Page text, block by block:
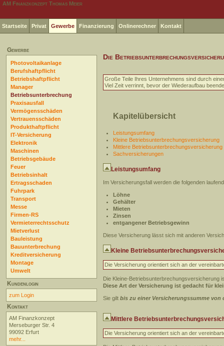
AM Finanzkonzept Thomas Meier
Startseite Privat Gewerbe Finanzierung Onlinerechner Kontakt
Gewerbe
Photovoltaikanlage
Berufshaftpflicht
Betriebshaftpflicht
Manager
Betriebsunterbrechung
Praxisausfall
Vermögensschäden
Vertrauensschäden
Produkthaftpflicht
IT-Versicherung
Elektronik
Maschinen
Betriebsgebäude
Feuer
Betriebsinhalt
Ertragsschaden
Fuhrpark
Transport
Messe
Firmen-RS
Vermieterrechtsschutz
Mietverlust
Bauleistung
Bauunterbrechung
Kreditversicherung
Montage
Umwelt
Kundenlogin
zum Login
Kontakt
AM Finanzkonzept
Merseburger Str. 4
99092 Erfurt
mehr...
Die
Große Teile Ihres Unternehmens sind durch
Viel Zeit verrinnt, bevor der Wiederaufbau
Kapitelübersicht
Leistungsumfang
Kleine Betriebsunterbrechungsversicherung
Mittlere Betriebsunterbrechungsversicherung
Sachversicherungen
Leistungsumfang
Im Versicherungsfall werden die folgenden
Löhne
Gehälter
Mieten
Zinsen
entgangener Betriebsgewinn
Diese Versicherung lässt sich mit anderen
Kleine
Die Versicherung orientiert sich an der
Die Kleine-Betriebsunterbrechungsversicherung
Diese Art der Versicherung ist gedacht für
Sie gilt bis zu einer Versicherungssumme von
Mittlere
Die Versicherung orientiert sich an der